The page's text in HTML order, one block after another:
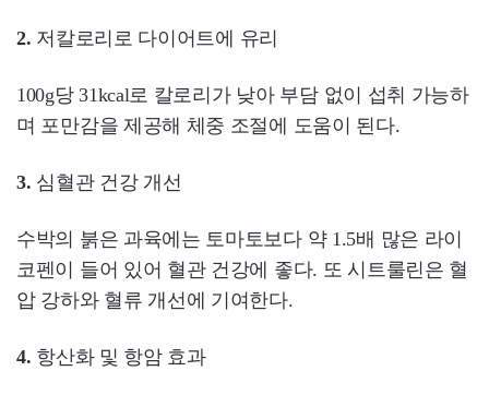
2. 저칼로리로 다이어트에 유리
100g당 31kcal로 칼로리가 낮아 부담 없이 섭취 가능하
며 포만감을 제공해 체중 조절에 도움이 된다.
3. 심혈관 건강 개선
수박의 붉은 과육에는 토마토보다 약 1.5배 많은 라이
코펜이 들어 있어 혈관 건강에 좋다. 또 시트룰린은 혈
압 강하와 혈류 개선에 기여한다.
4. 항산화 및 항암 효과